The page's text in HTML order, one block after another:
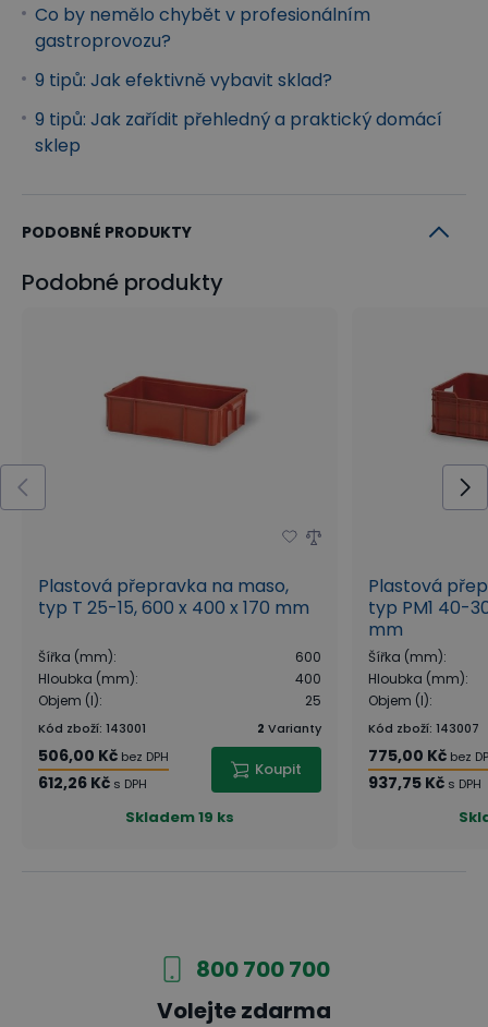
Co by nemělo chybět v profesionálním
gastroprovozu?
9 tipů: Jak efektivně vybavit sklad?
9 tipů: Jak zařídit přehledný a praktický domácí
sklep
PODOBNÉ PRODUKTY
Podobné produkty
Plastová přepravka na maso,
typ T 25-15, 600 x 400 x 170 mm
Šířka (mm):
600
Hloubka (mm):
400
Objem (l): 25
Kód zboží: 143001 2 Varianty
506,00 Kč bez DPH
612,26 Kč s DPH
Koupit
Skladem19 ks
Plastová
typ PM1 40-
mm
Šířka (mm):
Hloubka (mm):
Objem (l):
Kód zboží: 143007
775,00 Kč bez
937,75 Kč s DPH
800 700 700
Volejte zdarma